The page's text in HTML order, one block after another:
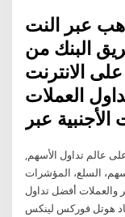
عبر النت
البنك من
على الانترنت
العملات
عبر
عالم تداول الأسهم,
السلع، المؤشرات
الثاني (يناير والعملات أفضل تداول
هوتل فوركس لينكس